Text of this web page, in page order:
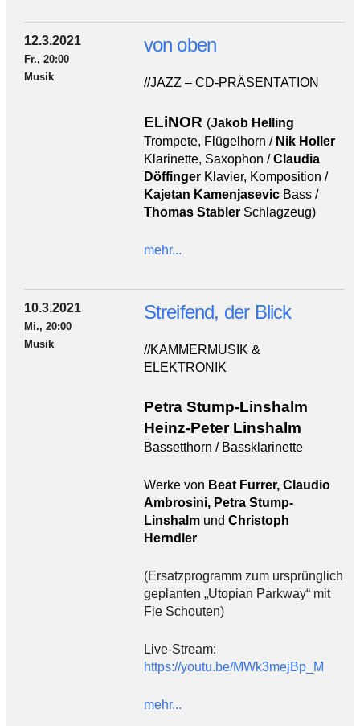
12.3.2021
Fr., 20:00
Musik
von oben
//JAZZ – CD-PRÄSENTATION
ELiNOR (Jakob Helling
Trompete, Flügelhorn / Nik Holler
Klarinette, Saxophon /Claudia
DöffingerKlavier, Komposition /
Kajetan KamenjasevicBass /
Thomas Stabler Schlagzeug)
mehr...
10.3.2021
Mi., 20:00
Musik
Streifend, der Blick
//KAMMERMUSIK &
ELEKTRONIK
Petra Stump-Linshalm
Heinz-Peter Linshalm
Bassetthorn / Bassklarinette
Werke von Beat Furrer, Claudio
Ambrosini, Petra Stump-
Linshalm und Christoph
Herndler
(Ersatzprogramm zum ursprünglich
geplanten „Utopian Parkway“ mit
Fie Schouten)
Live-Stream:
https://youtu.be/MWk3mejBp_M
mehr...